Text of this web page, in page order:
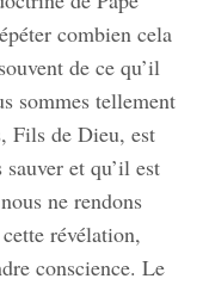
combien cela
de ce qu’il
sommes tellement
Fils de Dieu, est
et qu’il est
ne rendons
révélation,
conscience. Le